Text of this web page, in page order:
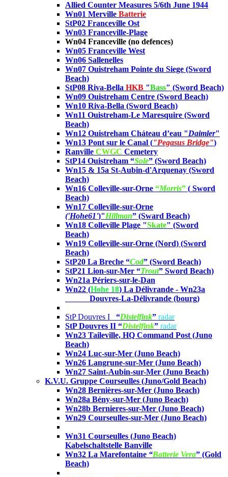
Allied Counter Measures 5/6th June 1944
Wn01 Merville Batterie
StP02 Franceville Ost
Wn03 Franceville-Plage
Wn04 Franceville (no defences)
Wn05 Franceville West
Wn06 Sallenelles
Wn07 Ouistreham Pointe du Siege (Sword
Beach)
StP08 Riva-Bella HKB "Bass" (Sword Beach)
Wn09 Ouistreham Centre (Sword Beach)
Wn10 Riva-Bella (Sword Beach)
Wn11 Ouistreham-Le Maresquire (Sword
Beach)
Wn12 Ouistreham Cháteau d’eau "Daimler"
Wn13 Pont sur le Canal ("Pegasus Bridge")
Ranville CWGC Cemetery
StP14 Ouistreham “Sole” (Sword Beach)
Wn15 & 15a St-Aubin-d'Arquenay (Sword
Beach)
Wn16 Colleville-sur-Orne “Morris” ( Sword
Beach)
Wn17 Colleville-sur-Orne
('Hohe61')"Hillman” (Sward Beach)
Wn18 Colleville Plage "Skate" (Sword
Beach)
Wn19 Colleville-sur-Orne (Nord) (Sword
Beach)
StP20 La Breche “Cod” (Sword Beach)
StP21 Lion-sur-Mer “Trout” Sword Beach)
Wn21a Périers-sur-le-Dan
Wn22 (Hohe 18) La Délivrande - Wn23a
Douvres-La-Délivrande (bourg)
StP Douvres I “Distelfink” radar
StP Douvres II “Distelfink” radar
Wn23 Taileville, HQ Command Post (Juno
Beach)
Wn24 Luc-sur-Mer (Juno Beach)
Wn26 Langrune-sur-Mer (Juno Beach)
Wn27 Saint-Aubin-sur-Mer (Juno Beach)
K.V.U. Gruppe Courseulles (Juno/Gold Beach)
Wn28 Bernières-sur-Mer (Juno Beach)
Wn28a Bény-sur-Mer (Juno Beach)
Wn28b Bernieres-sur-Mer (Juno Beach)
Wn29 Courseulles-sur-Mer (Juno Beach)
Wn31 Courseulles (Juno Beach)
Kabelschaltstelle Banville
Wn32 La Marefontaine “Batterie Vera” (Gold
Beach)